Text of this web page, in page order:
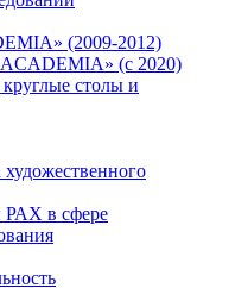
(2009-2012)
(с 2020)
столы и
РАХ в сфере